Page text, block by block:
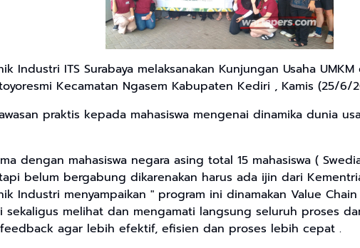
Industri ITS Surabaya melaksanakan Kunjungan Usaha
Kecamatan Ngasem Kabupaten Kediri , Kamis (25/6/
praktis kepada mahasiswa mengenai dinamika dunia
dengan mahasiswa negara asing total 15 mahasiswa (
belum bergabung dikarenakan harus ada ijin dari
Industri menyampaikan " program ini dinamakan Value
sekaligus melihat dan mengamati langsung seluruh proses
agar lebih efektif, efisien dan proses lebih cepat .